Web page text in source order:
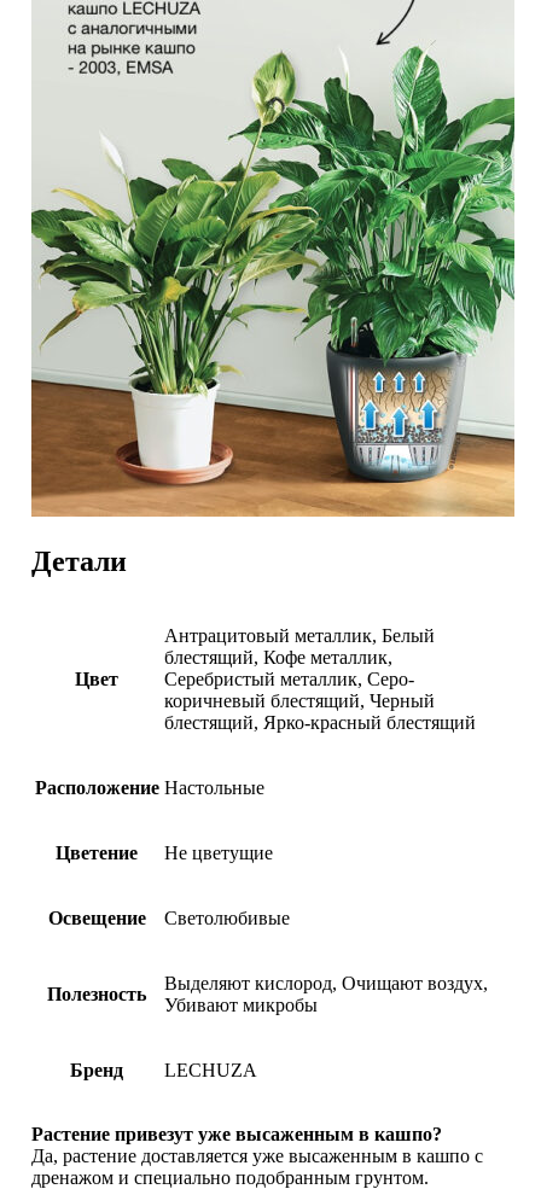
Детали
Цвет
Антрацитовый металлик, Белый
блестящий, Кофе металлик,
Серебристый металлик, Серо-
коричневый блестящий, Черный
блестящий, Ярко-красный блестящий
Расположение Настольные
Цветение Не цветущие
Освещение Светолюбивые
Полезность
Выделяют кислород, Очищают воздух,
Убивают микробы
Бренд LECHUZA
Растение привезут уже высаженным в кашпо?
Да, растение доставляется уже высаженным в кашпо с
дренажом и специально подобранным грунтом.